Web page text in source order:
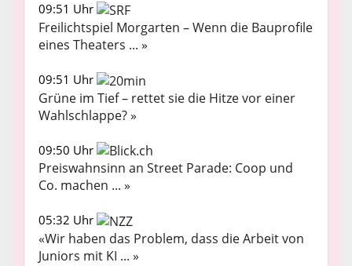
09:51 Uhr
Freilichtspiel Morgarten – Wenn die Bauprofile
eines Theaters ... »
09:51 Uhr
Grüne im Tief – rettet sie die Hitze vor einer
Wahlschlappe? »
09:50 Uhr
Preiswahnsinn an Street Parade: Coop und
Co. machen ... »
05:32 Uhr
«Wir haben das Problem, dass die Arbeit von
Juniors mit KI ... »